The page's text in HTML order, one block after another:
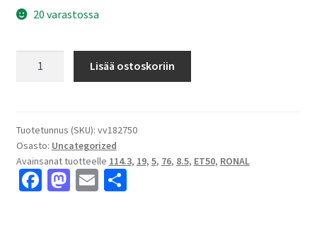
20 varastossa
RALLY
WHITE
8.5x19"
5x114.3
Lisää ostoskoriin
Tuotetunnus (SKU): vv182750
Osasto: Uncategorized
Avainsanat tuotteelle 114.3, 19, 5, 76, 8.5, ET50, RONAL
Fa M E S